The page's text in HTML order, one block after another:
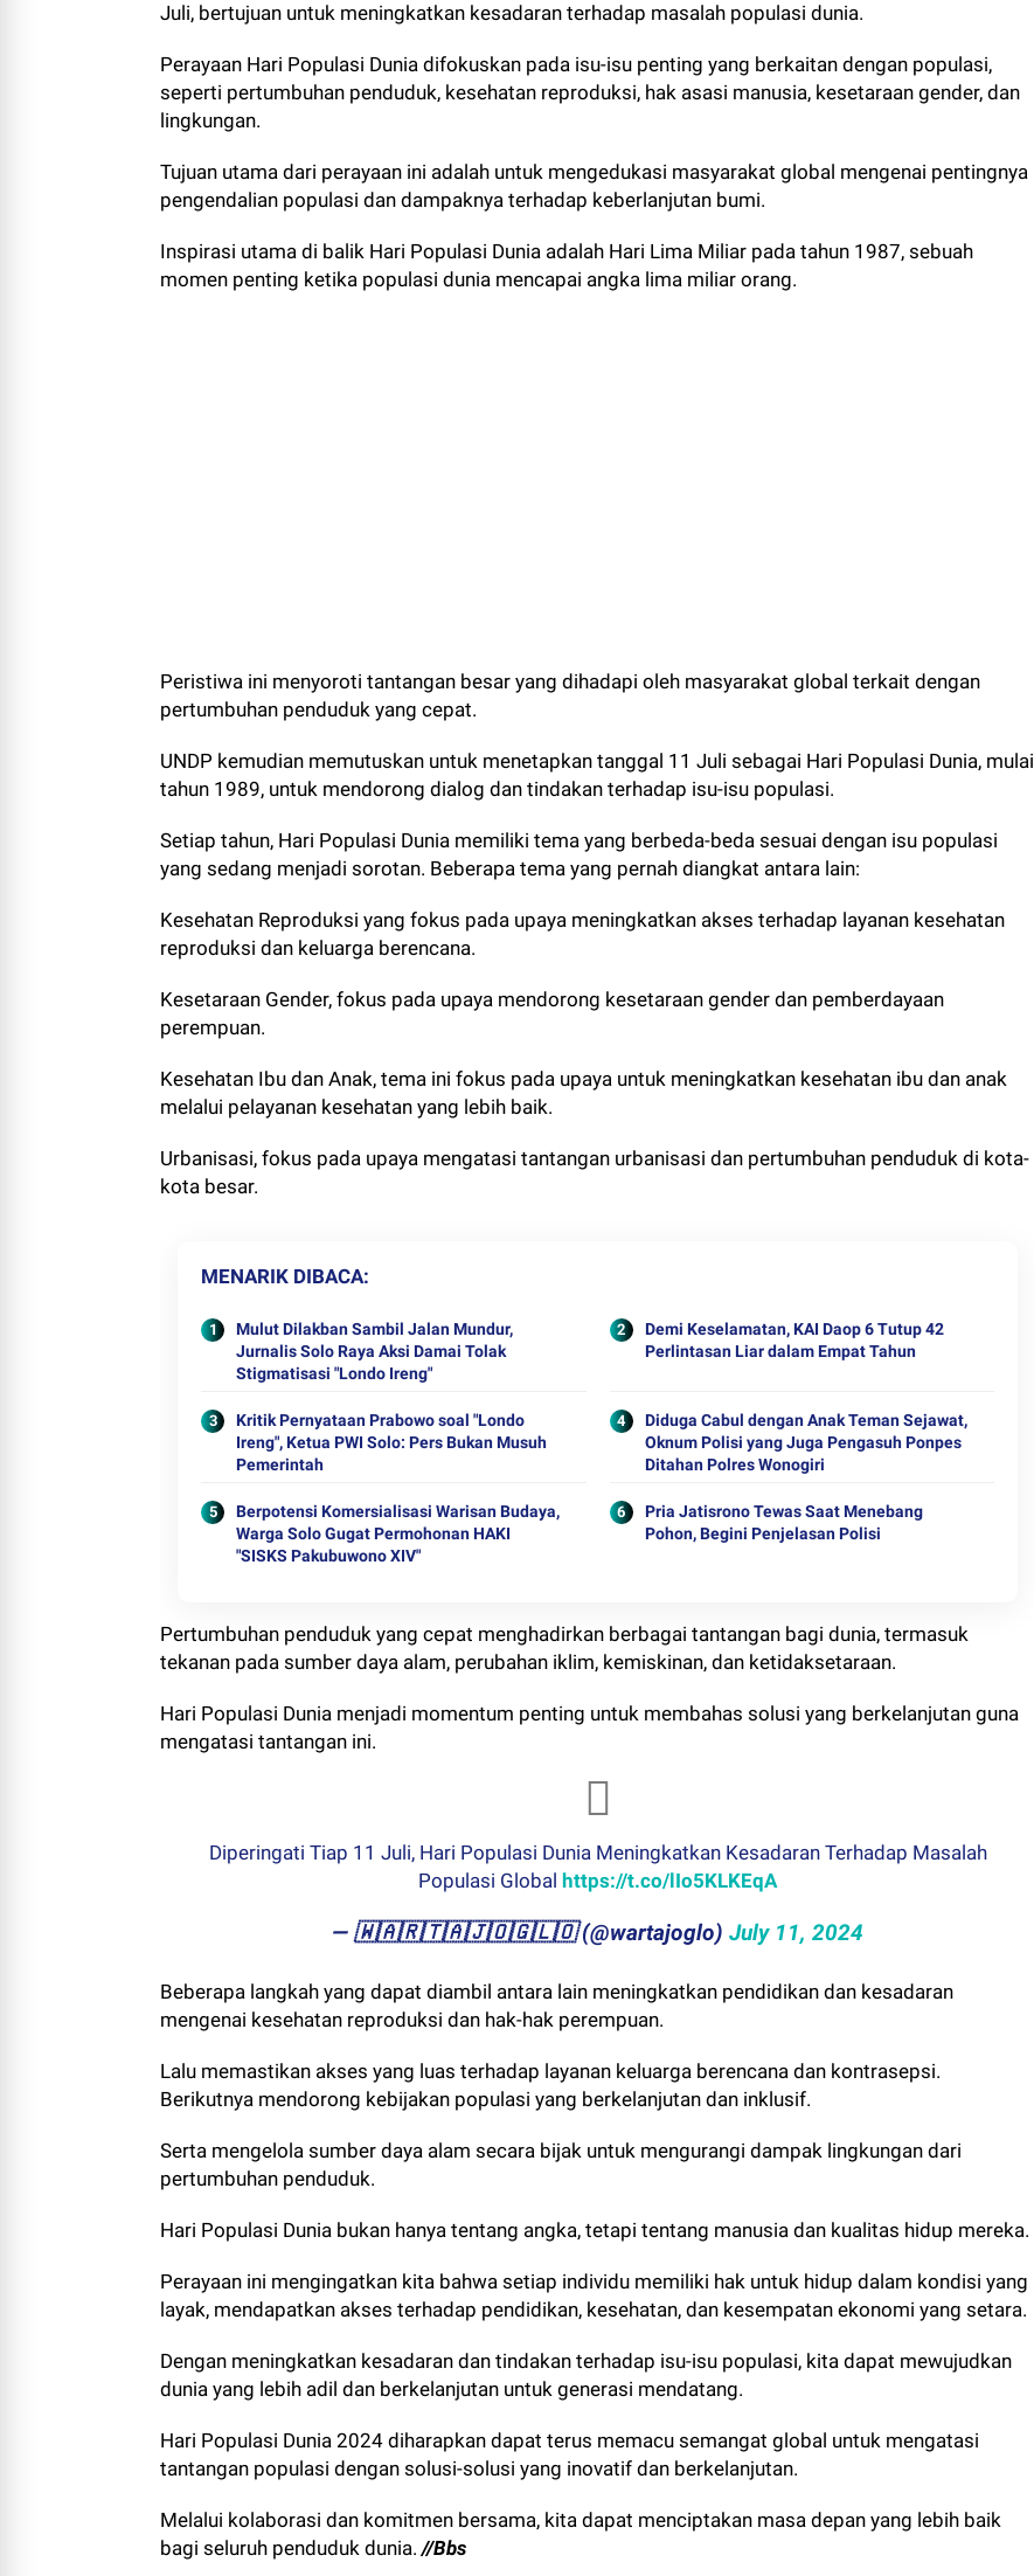
Juli, bertujuan untuk meningkatkan kesadaran terhadap masalah populasi dunia.
Perayaan Hari Populasi Dunia difokuskan pada isu-isu penting yang berkaitan dengan populasi,
seperti pertumbuhan penduduk, kesehatan reproduksi, hak asasi manusia, kesetaraan gender, dan
lingkungan.
Tujuan utama dari perayaan ini adalah untuk mengedukasi masyarakat global mengenai pentingnya
pengendalian populasi dan dampaknya terhadap keberlanjutan bumi.
Inspirasi utama di balik Hari Populasi Dunia adalah Hari Lima Miliar pada tahun 1987, sebuah
momen penting ketika populasi dunia mencapai angka lima miliar orang.
Peristiwa ini menyoroti tantangan besar yang dihadapi oleh masyarakat global terkait dengan
pertumbuhan penduduk yang cepat.
UNDP kemudian memutuskan untuk menetapkan tanggal 11 Juli sebagai Hari Populasi Dunia, mulai
tahun 1989, untuk mendorong dialog dan tindakan terhadap isu-isu populasi.
Setiap tahun, Hari Populasi Dunia memiliki tema yang berbeda-beda sesuai dengan isu populasi
yang sedang menjadi sorotan. Beberapa tema yang pernah diangkat antara lain:
Kesehatan Reproduksi yang fokus pada upaya meningkatkan akses terhadap layanan kesehatan
reproduksi dan keluarga berencana.
Kesetaraan Gender, fokus pada upaya mendorong kesetaraan gender dan pemberdayaan
perempuan.
Kesehatan Ibu dan Anak, tema ini fokus pada upaya untuk meningkatkan kesehatan ibu dan anak
melalui pelayanan kesehatan yang lebih baik.
Urbanisasi, fokus pada upaya mengatasi tantangan urbanisasi dan pertumbuhan penduduk di kota-
kota besar.
MENARIK DIBACA
Mulut Dilakban Sambil Jalan Mundur,
Jurnalis Solo Raya Aksi Damai Tolak
Stigmatisasi "Londo Ireng"
Demi Keselamatan, KAI Daop 6 Tutup 42
Perlintasan Liar dalam Empat Tahun
Kritik Pernyataan Prabowo soal "Londo
Ireng", Ketua PWI Solo: Pers Bukan Musuh
Pemerintah
Diduga Cabul dengan Anak Teman Sejawat,
Oknum Polisi yang Juga Pengasuh Ponpes
Ditahan Polres Wonogiri
Berpotensi Komersialisasi Warisan Budaya,
Warga Solo Gugat Permohonan HAKI
"SISKS Pakubuwono XIV"
Pria Jatisrono Tewas Saat Menebang
Pohon, Begini Penjelasan Polisi
Pertumbuhan penduduk yang cepat menghadirkan berbagai tantangan bagi dunia, termasuk
tekanan pada sumber daya alam, perubahan iklim, kemiskinan, dan ketidaksetaraan.
Hari Populasi Dunia menjadi momentum penting untuk membahas solusi yang berkelanjutan guna
mengatasi tantangan ini.
Diperingati Tiap 11 Juli, Hari Populasi Dunia Meningkatkan Kesadaran Terhadap Masalah
Populasi Global https://t.co/lIo5KLKEqA
— ​🇼​​🇦​​🇷​​🇹​​🇦​​🇯​​🇴​​🇬​​🇱​​🇴 (@wartajoglo) July 11, 2024
Beberapa langkah yang dapat diambil antara lain meningkatkan pendidikan dan kesadaran
mengenai kesehatan reproduksi dan hak-hak perempuan.
Lalu memastikan akses yang luas terhadap layanan keluarga berencana dan kontrasepsi.
Berikutnya mendorong kebijakan populasi yang berkelanjutan dan inklusif.
Serta mengelola sumber daya alam secara bijak untuk mengurangi dampak lingkungan dari
pertumbuhan penduduk.
Hari Populasi Dunia bukan hanya tentang angka, tetapi tentang manusia dan kualitas hidup mereka.
Perayaan ini mengingatkan kita bahwa setiap individu memiliki hak untuk hidup dalam kondisi yang
layak, mendapatkan akses terhadap pendidikan, kesehatan, dan kesempatan ekonomi yang setara.
Dengan meningkatkan kesadaran dan tindakan terhadap isu-isu populasi, kita dapat mewujudkan
dunia yang lebih adil dan berkelanjutan untuk generasi mendatang.
Hari Populasi Dunia 2024 diharapkan dapat terus memacu semangat global untuk mengatasi
tantangan populasi dengan solusi-solusi yang inovatif dan berkelanjutan.
Melalui kolaborasi dan komitmen bersama, kita dapat menciptakan masa depan yang lebih baik
bagi seluruh penduduk dunia. //Bbs